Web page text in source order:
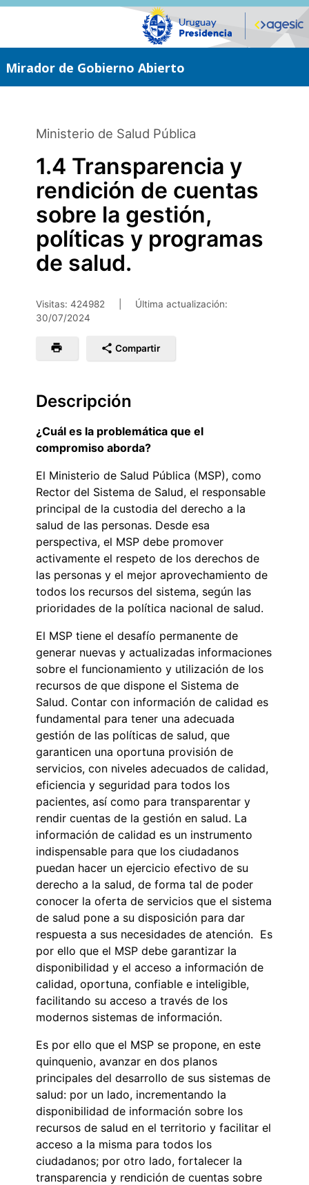
Saltar
Mirador de Gobierno Abierto
Ministerio de Salud Pública
1.4 Transparencia y
rendición de cuentas
sobre la gestión,
políticas y programas
de salud.
Visitas: 424982
Última actualización:
30/07/2024
Compartir
Descripción
¿Cuál es la problemática que el
compromiso aborda?
El Ministerio de Salud Pública (MSP), como
Rector del Sistema de Salud, el responsable
principal de la custodia del derecho a la
salud de las personas. Desde esa
perspectiva, el MSP debe promover
activamente el respeto de los derechos de
las personas y el mejor aprovechamiento de
todos los recursos del sistema, según las
prioridades de la política nacional de salud.
El MSP tiene el desafío permanente de
generar nuevas y actualizadas informaciones
sobre el funcionamiento y utilización de los
recursos de que dispone el Sistema de
Salud. Contar con información de calidad es
fundamental para tener una adecuada
gestión de las políticas de salud, que
garanticen una oportuna provisión de
servicios, con niveles adecuados de calidad,
eficiencia y seguridad para todos los
pacientes, así como para transparentar y
rendir cuentas de la gestión en salud. La
información de calidad es un instrumento
indispensable para que los ciudadanos
puedan hacer un ejercicio efectivo de su
derecho a la salud, de forma tal de poder
conocer la oferta de servicios que el sistema
de salud pone a su disposición para dar
respuesta a sus necesidades de atención. Es
por ello que el MSP debe garantizar la
disponibilidad y el acceso a información de
calidad, oportuna, confiable e inteligible,
facilitando su acceso a través de los
modernos sistemas de información.
Es por ello que el MSP se propone, en este
quinquenio, avanzar en dos planos
principales del desarrollo de sus sistemas de
salud: por un lado, incrementando la
disponibilidad de información sobre los
recursos de salud en el territorio y facilitar el
acceso a la misma para todos los
ciudadanos; por otro lado, fortalecer la
transparencia y rendición de cuentas sobre